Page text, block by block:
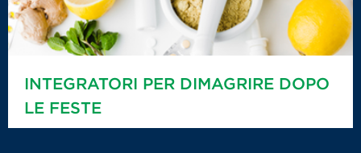
INTEGRATORI PER DIMAGRIRE DOPO
LE FESTE